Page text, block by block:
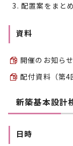
配置案をまと
資料
開催のお知ら
配付資料（第4
新築基本設計
日時